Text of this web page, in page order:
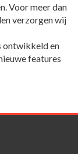
Voor meer dan
verzorgen wij
ontwikkeld en
features